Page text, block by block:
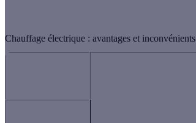
Chauffage électrique : avantages et inconvénients